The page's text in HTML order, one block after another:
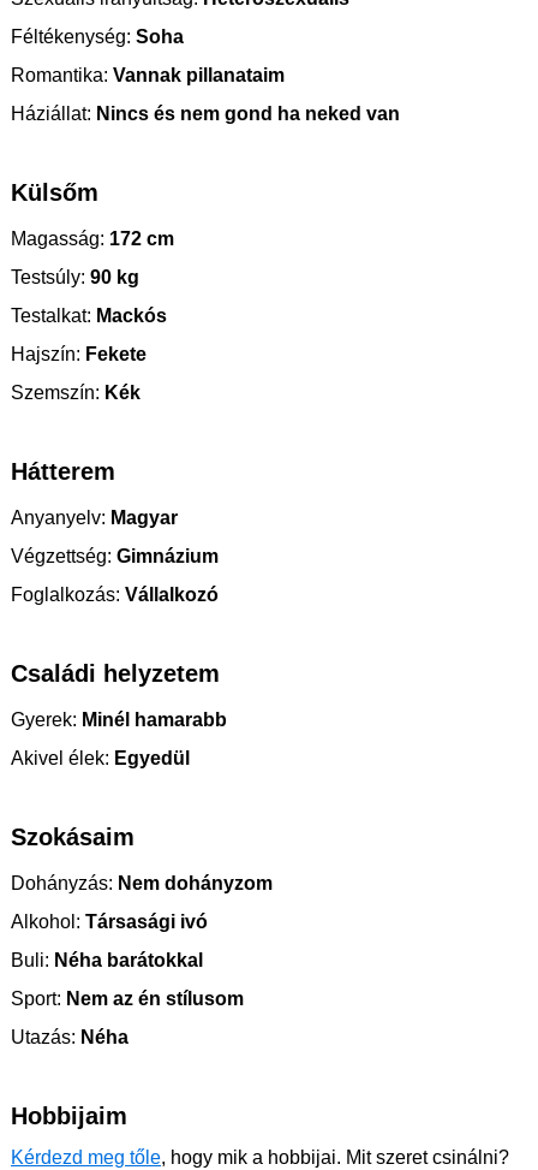
Féltékenység: Soha
Romantika: Vannak pillanataim
Háziállat: Nincs és nem gond ha neked van
Külsőm
Magasság: 172 cm
Testsúly: 90 kg
Testalkat: Mackós
Hajszín: Fekete
Szemszín: Kék
Hátterem
Anyanyelv: Magyar
Végzettség: Gimnázium
Foglalkozás: Vállalkozó
Családi helyzetem
Gyerek: Minél hamarabb
Akivel élek: Egyedül
Szokásaim
Dohányzás: Nem dohányzom
Alkohol: Társasági ivó
Buli: Néha barátokkal
Sport: Nem az én stílusom
Utazás: Néha
Hobbijaim
Kérdezd meg tőle, hogy mik a hobbijai. Mit szeret csinálni?